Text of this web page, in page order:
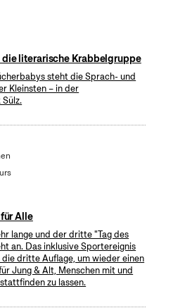
die literarische Krabbelgruppe
steht die Sprach- und
Kleinsten – in der
Alle
lange und der dritte "Tag des
an. Das inklusive Sportereignis
dritte Auflage, um wieder einen
Jung & Alt, Menschen mit und
zu lassen.